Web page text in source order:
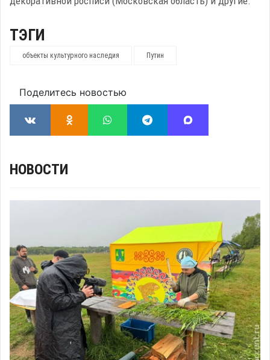
ТЭГИ
объекты культурного наследия Путин
Поделитесь новостью
НОВОСТИ